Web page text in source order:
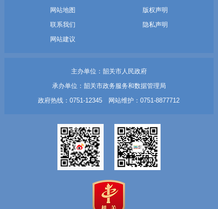
网站地图
版权声明
联系我们
隐私声明
网站建议
主办单位：韶关市人民政府
承办单位：韶关市政务服务和数据管理局
政府热线：0751-12345 网站维护：0751-8877712